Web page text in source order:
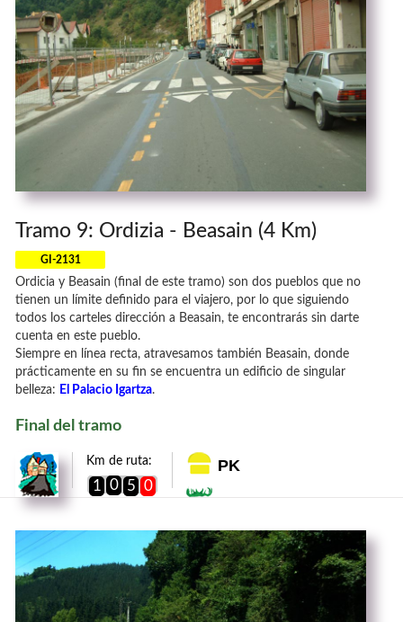
Tramo 9: Ordizia - Beasain (4 Km)
GI-2131
Ordicia y Beasain (final de este tramo) son dos pueblos que no
tienen un límite definido para el viajero, por lo que siguiendo
todos los carteles dirección a Beasain, te encontrarás sin darte
cuenta en este pueblo.
Siempre en línea recta, atravesamos también Beasain, donde
prácticamente en su fin se encuentra un edificio de singular
belleza: El Palacio Igartza.
Final del tramo
Km de ruta:
1 0 5 0
PK